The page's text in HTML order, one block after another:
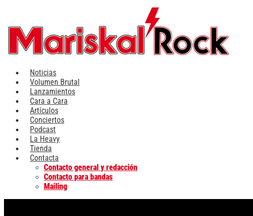
contenido
Noticias
Volumen Brutal
Lanzamientos
Cara a Cara
Artículos
Conciertos
Podcast
La Heavy
Tienda
Contacta
Contacto general y redacción
Contacto para bandas
Mailing